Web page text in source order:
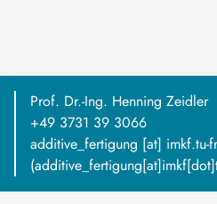
Prof. Dr.-Ing. Henning Zeidler
+49 3731 39 3066
additive_fertigung [at] imkf.tu-